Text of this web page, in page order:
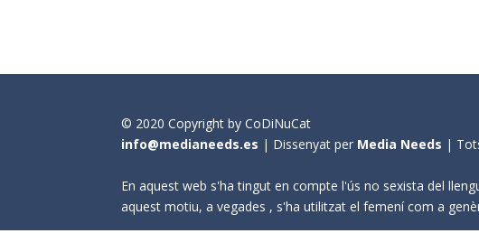
© 2020 Copyright by CoDiNuCat
info@medianeeds.es | Dissenyat per Media Needs |
En aquest web s'ha tingut en compte l'ús no sexista del
aquest motiu, a vegades , s'ha utilitzat el femení com a